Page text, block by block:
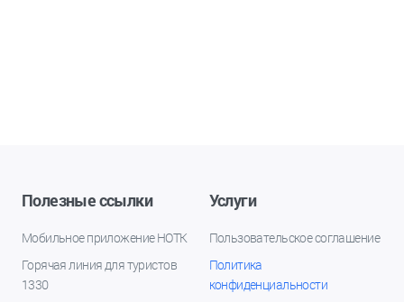
Полезные ссылки
Мобильное приложение НОТК
Горячая линия для туристов
1330
Услуги
Пользовательское соглашение
Политика
конфиденциальности